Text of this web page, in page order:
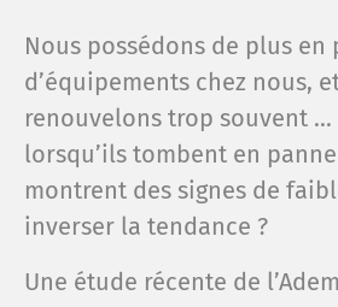
Nous possédons de plus en
d’équipements chez nous,
renouvelons trop souvent
lorsqu’ils tombent en
montrent des signes de
inverser la tendance ?
Une étude récente de